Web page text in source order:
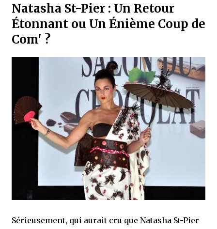
Natasha St-Pier : Un Retour
Étonnant ou Un Énième Coup de
Com' ?
Sérieusement, qui aurait cru que Natasha St-Pier